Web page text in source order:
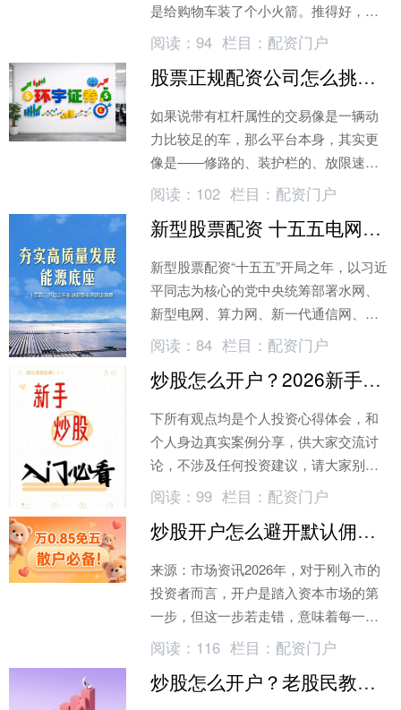
是给购物车装了个小火箭。推得好，省
力；推歪了，场面往往比较热闹。也正
因为...
阅读：94 栏目： 配资门户
股票正规配资公司怎么挑？先看它后台的规矩搭没搭好
如果说带有杠杆属性的交易像是一辆动
力比较足的车，那么平台本身，其实更
像是——修路的、装护栏的、放限速牌
的那一整套系统。大多数人真正关心
的，从...
阅读： 102 栏目： 配资门户
新型股票配资 十五五电网升级带来哪些投资机会
新型股票配资“十五五”开局之年，以习近
平同志为核心的党中央统筹部署水网、
新型电网、算力网、新一代通信网、城
市地下管网、物流网“六张网”重大基础设
施建设。
阅读：84 栏目： 配资门户
炒股怎么开户？2026新手开户避坑指南，小白必看
下所有观点均是个人投资心得体会，和
个人身边真实案例分享，供大家交流讨
论，不涉及任何投资建议，请大家别盲
目跟风，盈亏自负！成年人要有自己的
判断。最近后台炸了
阅读：99 栏目： 配资门户
炒股开户怎么避开默认佣金？新手一年省720元
来源：市场资讯2026年，对于刚入市的
投资者而言，开户是踏入资本市场的第
一步，但这一步若走错，意味着每一次
交易都在“亏钱”。
阅读： 116 栏目： 配资门户
炒股怎么开户？老股民教你避开佣金坑选对平台